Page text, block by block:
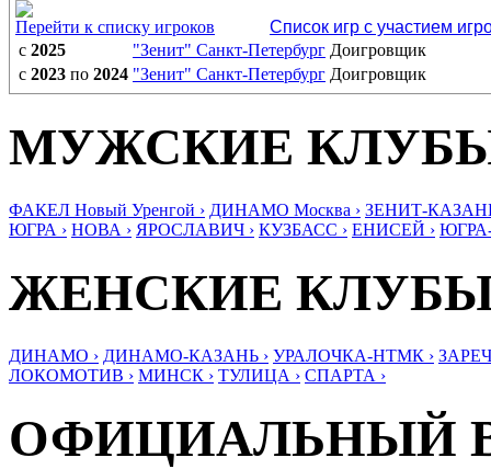
Перейти к списку игроков
Список игр с участием
с 2025 "Зенит" Санкт-Петербург Доигровщик
с 2023 по 2024 "Зенит" Санкт-Петербург Доигровщик
МУЖСКИЕ
ФАКЕЛ Новый Уренгой › ДИНАМО Москва › ЗЕНИТ-
ЮГРА › НОВА › ЯРОСЛАВИЧ › КУЗБАСС › ЕНИСЕЙ ›
ЖЕНСКИЕ
ДИНАМО › ДИНАМО-КАЗАНЬ › УРАЛОЧКА-НТМК ›
ЛОКОМОТИВ › МИНСК › ТУЛИЦА › СПАРТА ›
ОФИЦИАЛЬНЫЙ